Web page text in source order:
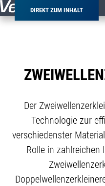
DIREKT ZUM INHALT
Pfadnavigation
Der
Technologie zur
verschiedenster
Rolle in zahlreichen